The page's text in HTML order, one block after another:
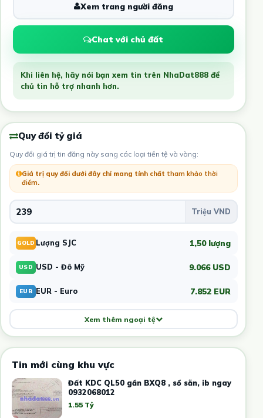
Xem trang người đăng
Chat với chủ đất
Khi liên hệ, hãy nói bạn xem tin trên NhaDat888 để
chủ tin hỗ trợ nhanh hơn.
Quy đổi tỷ giá
Quy đổi giá trị tin đăng này sang các loại tiền tệ và vàng:
Giá trị quy đổi dưới đây chỉ mang tính chất tham khảo thời
điểm.
GOLD Lượng SJC 1,50 lượng
USD USD - Đô Mỹ 9.066 USD
EUR EUR - Euro 7.852 EUR
Xem thêm ngoại tệ
Tin mới cùng khu vực
Đất KDC QL50 gần BXQ8 , sổ sẵn, ib ngay
0932068012
1.55 Tỷ